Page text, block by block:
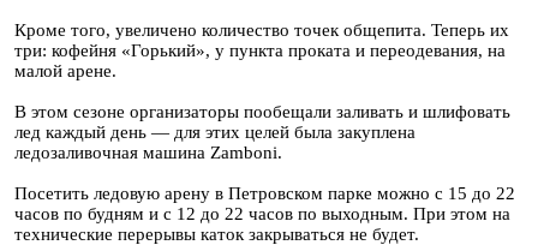
Кроме того, увеличено количество точек общепита. Теперь их
три: кофейня «Горький», у пункта проката и переодевания, на
малой арене.
В этом сезоне организаторы пообещали заливать и шлифовать
лед каждый день — для этих целей была закуплена
ледозаливочная машина Zamboni.
Посетить ледовую арену в Петровском парке можно с 15 до 22
часов по будням и с 12 до 22 часов по выходным. При этом на
технические перерывы каток закрываться не будет.